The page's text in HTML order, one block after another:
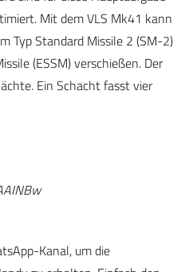
Mit dem VLS Mk41 kann
Typ Standard Missile 2 (SM-2)
(ESSM) verschießen. Der
Ein Schacht fasst vier
Kanal, um die